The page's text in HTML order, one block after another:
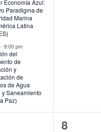
Economía Azul:
Paradigma de
Marina
Latina
- 9:00 pm
del
de
y
de
de Agua
y Saneamiento
Paz)
5
8